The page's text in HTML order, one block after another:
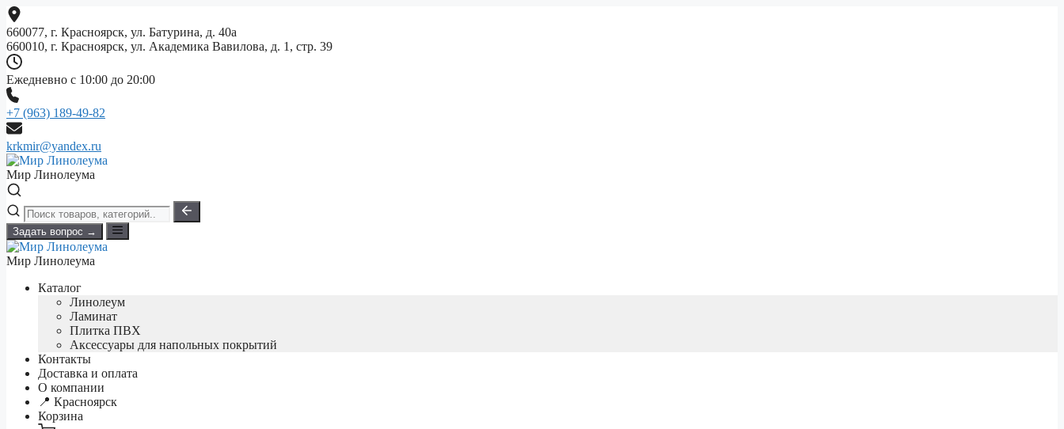
Перейти
к
содержимому
660077, г. Красноярск, ул. Батурина, д. 40а
660010, г. Красноярск, ул. Академика Вавилова, д. 1, стр. 39
Ежедневно с 10:00 до 20:00
+7 (963) 189-49-82
krkmir@yandex.ru
Мир Линолеума
Задать вопрос →
Мир Линолеума
Каталог
Линолеум
Ламинат
Плитка ПВХ
Аксессуары для напольных покрытий
Контакты
Доставка и оплата
О компании
📍 Красноярск
Корзина